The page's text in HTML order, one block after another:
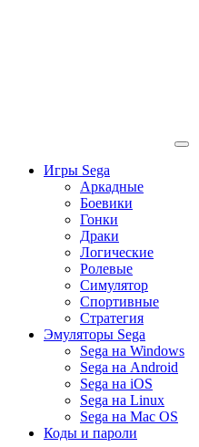
Игры Sega
Аркадные
Боевики
Гонки
Драки
Логические
Ролевые
Симулятор
Спортивные
Стратегия
Эмуляторы Sega
Sega на Windows
Sega на Android
Sega на iOS
Sega на Linux
Sega на Mac OS
Коды и пароли